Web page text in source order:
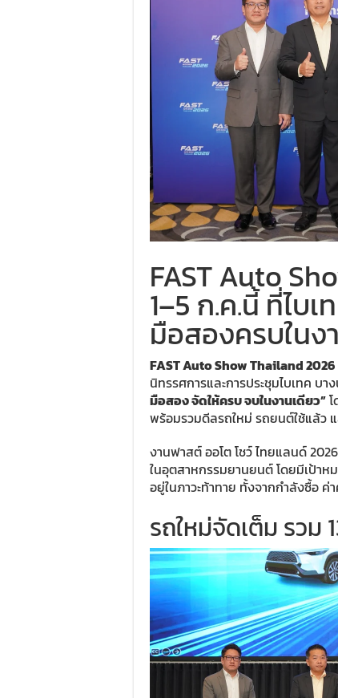
FAST Auto
1–5 ก.ค.นี้ ที่ไบ
มือสองครบในง
FAST Auto Show Thailand 2026
นิทรรศการและการประชุมไบเทค บา
มือสอง จัดให้ครบ จบในงานเดียว”
พร้อมรวมดีลรถใหม่ รถยนต์ใช้แล้ว
งานฟาสต์ ออโต โชว์ ไทยแลนด์
ในอุตสาหกรรมยานยนต์ โดยมีเป้าห
อยู่ในภาวะท้าทาย ทั้งจากกำลังซื้อ
รถใหม่จัดเต็ม รว